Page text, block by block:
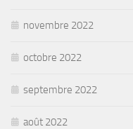
novembre 2022
octobre 2022
septembre 2022
août 2022